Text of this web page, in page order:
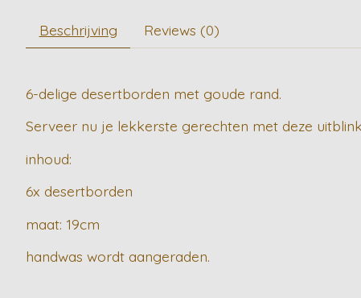
Beschrijving Reviews (0)
6-delige desertborden met goude rand.
Serveer nu je lekkerste gerechten met deze
inhoud:
6x desertborden
maat: 19cm
handwas wordt aangeraden.